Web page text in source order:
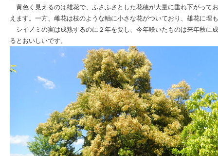
黄色く見えるのは雄花で、ふさふさとした花穂が大量に垂れ下がって
えます。一方、雌花は枝のような軸に小さな花がついており、雄花に埋
シイノミの実は成熟するのに２年を要し、今年咲いたものは来年秋に
るとおいしいです。